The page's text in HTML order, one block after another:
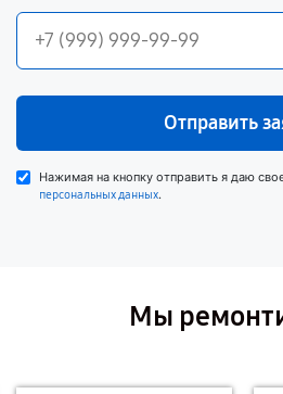
Отправить
Нажимая на кнопку отправить я даю
персональных данных.
Мы